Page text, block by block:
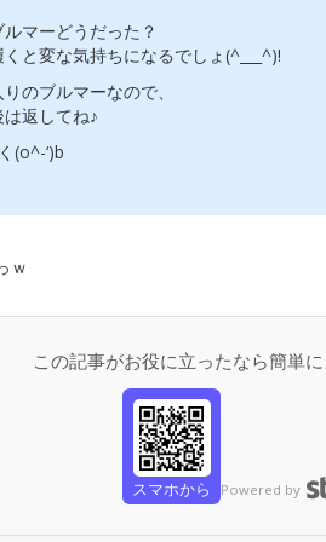
マーどうだった？
と変な気持ちになるでしょ(^___^)!
のブルマーなので、
返してね♪
(o^-‘)b
ｗ
この記事がお役に立ったなら簡単に
スマホから Powered by